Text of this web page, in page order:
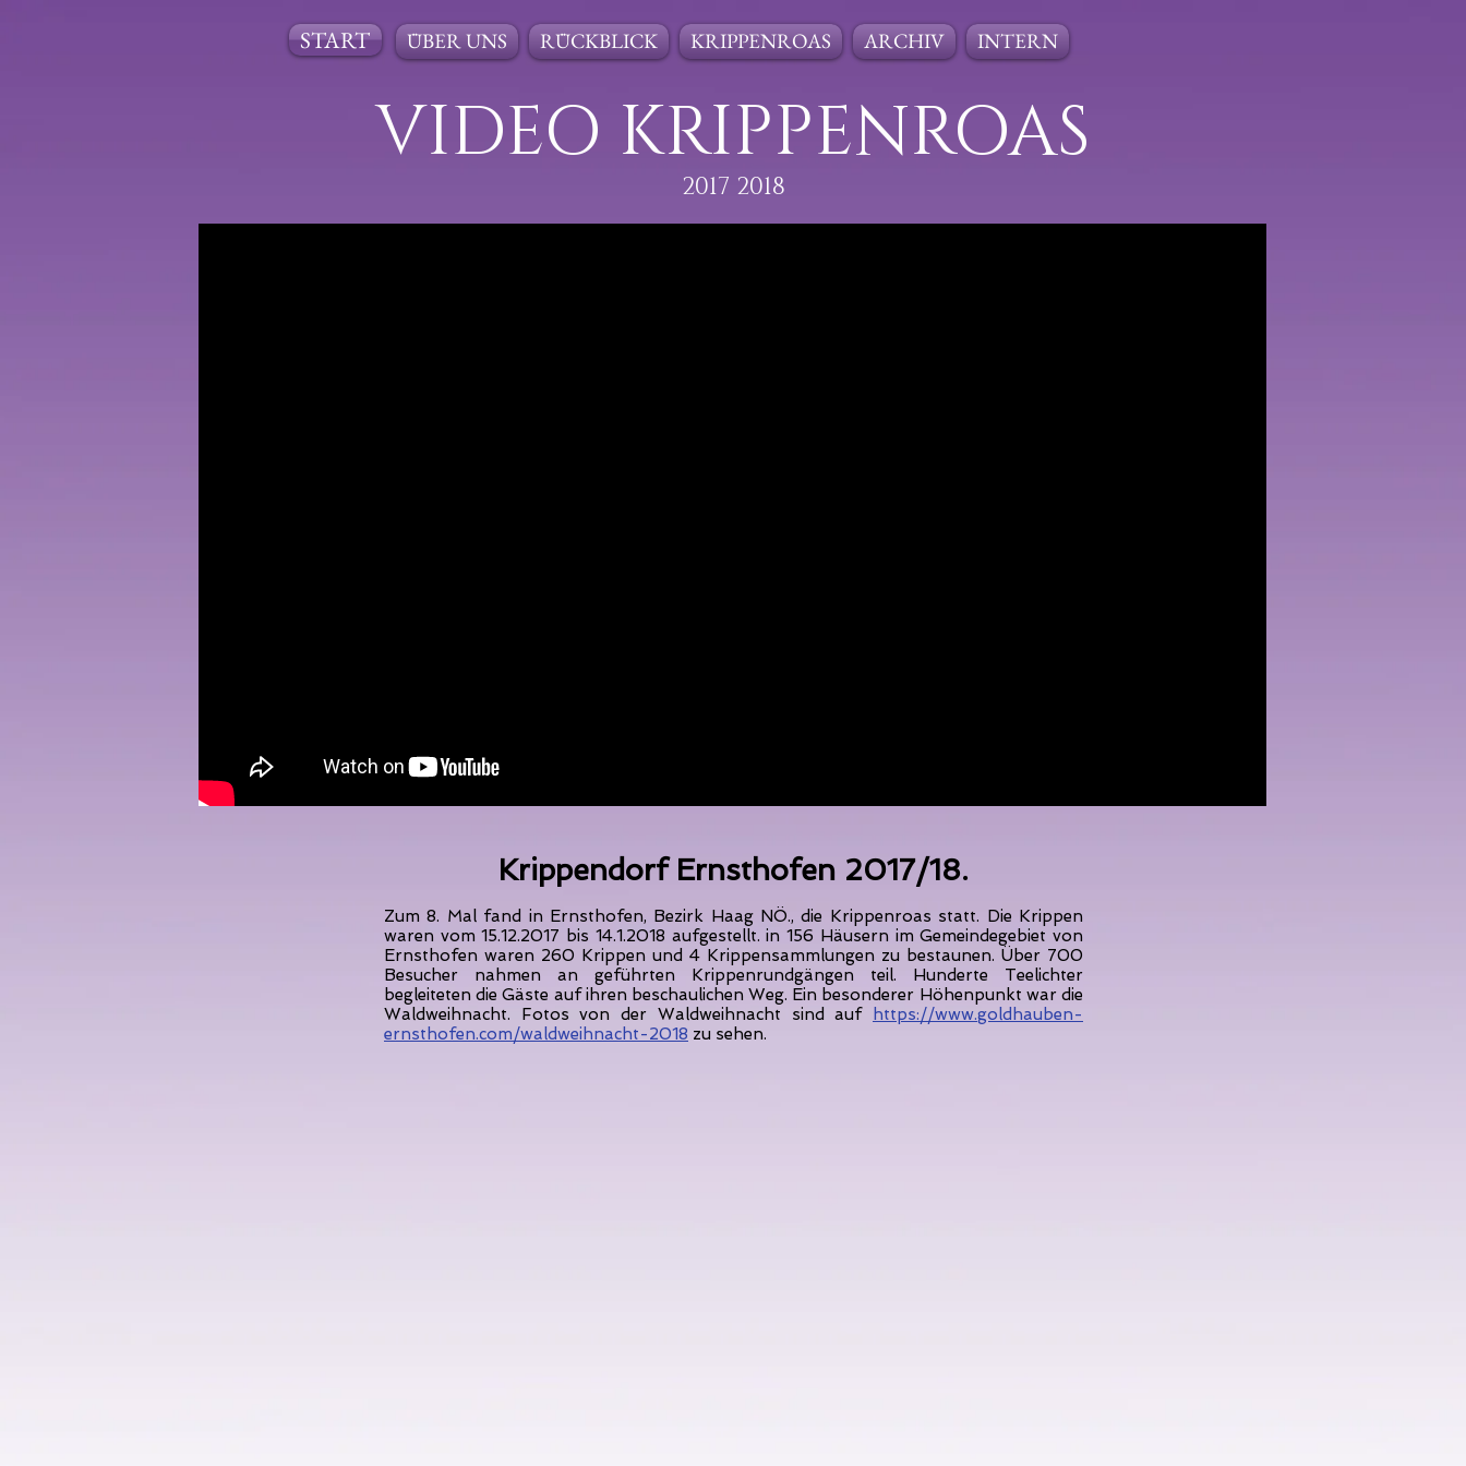
START ÜBER UNS RÜCKBLICK KRIPPENROAS ARCHIV INTERN
VIDEO KRIPPENROAS
2017 2018
Krippendorf Ernsthofen 2017/18.
Zum 8. Mal fand in Ernsthofen, Bezirk Haag NÖ., die Krippenroas statt. Die Krippen
waren vom 15.12.2017 bis 14.1.2018 aufgestellt. in 156 Häusern im Gemeindegebiet von
Ernsthofen waren 260 Krippen und 4 Krippensammlungen zu bestaunen. Über 700
Besucher nahmen an geführten Krippenrundgängen teil. Hunderte Teelichter
begleiteten die Gäste auf ihren beschaulichen Weg. Ein besonderer Höhenpunkt war die
Waldweihnacht. Fotos von der Waldweihnacht sind auf
https://www.goldhauben-
ernsthofen.com/waldweihnacht-2018 zu sehen.